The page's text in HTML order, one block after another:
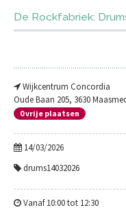
De Rockfabriek:
Wijkcentrum Concordia
Oude Baan 205, 3630
0 vrije plaatsen
14/03/2026
drums14032026
Vanaf 10:00 tot 12:30